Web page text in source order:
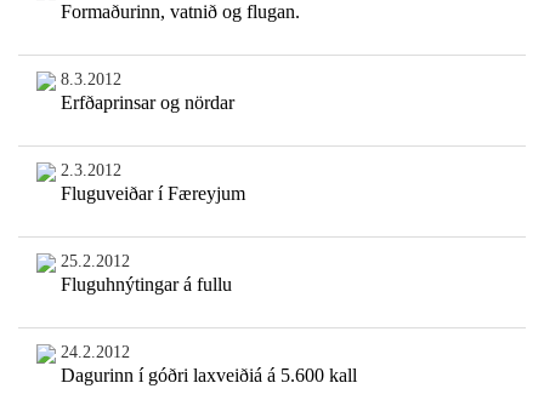
Formaðurinn, vatnið og flugan.
8.3.2012
Erfðaprinsar og nördar
2.3.2012
Fluguveiðar í Færeyjum
25.2.2012
Fluguhnýtingar á fullu
24.2.2012
Dagurinn í góðri laxveiðiá á 5.600 kall